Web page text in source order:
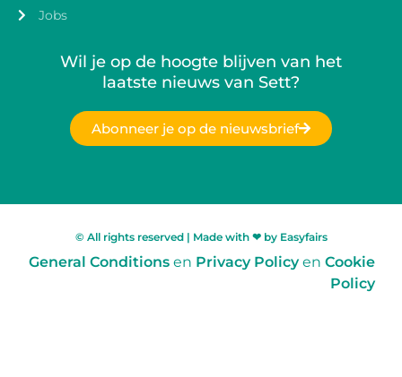
Jobs
Wil je op de hoogte blijven van het
laatste nieuws van Sett?
Abonneer je op de nieuwsbrief
© All rights reserved | Made with ❤ by Easyfairs
General Conditions en Privacy Policyen Cookie
Policy